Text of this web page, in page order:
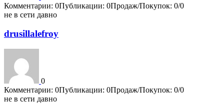
Комментарии: 0Публикации: 0Продаж/Покупок: 0/0
не в сети давно
drusillalefroy
0
Комментарии: 0Публикации: 0Продаж/Покупок: 0/0
не в сети давно